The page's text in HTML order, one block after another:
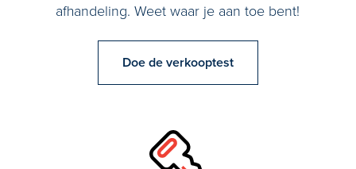
afhandeling. Weet waar je aan toe bent!
Doe de verkooptest